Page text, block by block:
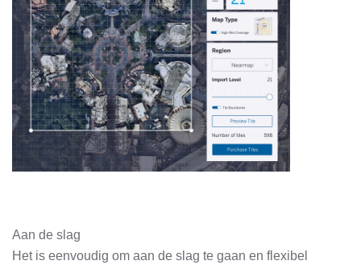
Aan de slag
Het is eenvoudig om aan de slag te gaan en flexibel